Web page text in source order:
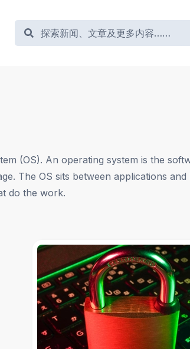
(OS). An operating system is the
The OS sits between applications
do the work.